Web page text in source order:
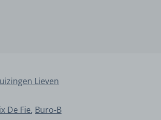
Lieven
De Fie, Buro-B